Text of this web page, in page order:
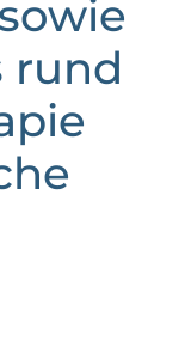
rund